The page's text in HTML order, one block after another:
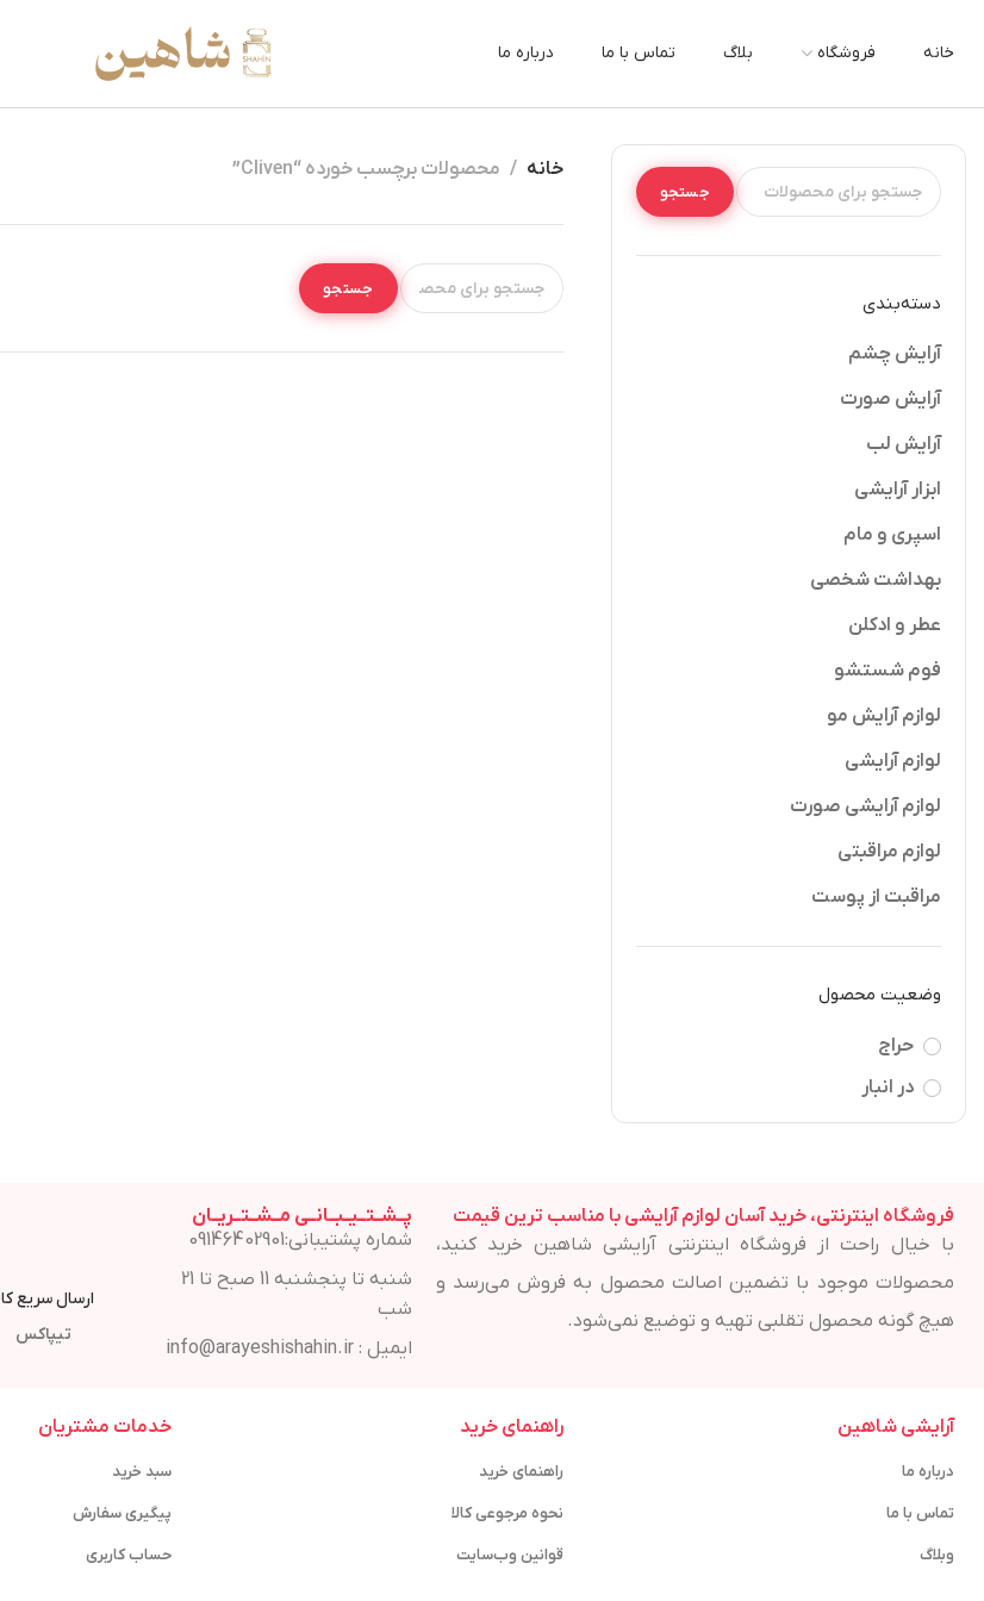
خانه فروشگاه بلاگ تماس با ما درباره ما
جستجو
دسته‌بندی
آرایش چشم
آرایش صورت
آرایش لب
ابزار آرایشی
اسپری و مام
بهداشت شخصی
عطر و ادکلن
فوم شستشو
لوازم آرایش مو
لوازم آرایشی
لوازم آرایشی صورت
لوازم مراقبتی
مراقبت از پوست
وضعیت محصول
حراج
در انبار
خانه محصولات برچسب خورده “Cliven”
جستجو
فروشگاه اینترنتی، خرید آسان لوازم آرایشی با مناسب ترین قیمت
با خیال راحت از فروشگاه اینترنتی آرایشی شاهین خرید کنید،
محصولات موجود با تضمین اصالت محصول به فروش می‌رسد و
هیچ گونه محصول تقلبی تهیه و توضیع نمی‌شود.
پــشــتــیــبــانــی مــشــتــریــان
شماره پشتیبانی:09146402901
شنبه تا پنجشنبه 11 صبح تا 21
شب
ایمیل : info@arayeshishahin.ir
ارسال سریع
تیپاکس
آرایشی شاهین
درباره ما
تماس با ما
وبلاگ
راهنمای خرید
راهنمای خرید
نحوه مرجوعی کالا
قوانین وب‌سایت
خدمات مشتریان
سبد خرید
پیگیری سفارش
حساب کاربری